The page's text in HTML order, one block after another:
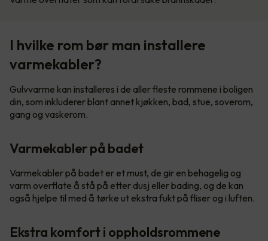
I hvilke rom bør man installere
varmekabler?
Gulvvarme kan installeres i de aller fleste rommene i boligen
din, som inkluderer blant annet kjøkken, bad, stue, soverom,
gang og vaskerom.
Varmekabler på badet
Varmekabler på badet er et must, de gir en behagelig og
varm overflate å stå på etter dusj eller bading, og de kan
også hjelpe til med å tørke ut ekstra fukt på fliser og i luften.
Ekstra komfort i oppholdsrommene